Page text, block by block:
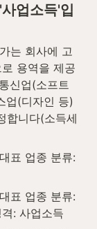
업소득'입
는 회사에 고
용역을 제공
신업(소프트
업(디자인 등)
합니다(소득세
표 업종 분류:
표 업종 분류:
: 사업소득